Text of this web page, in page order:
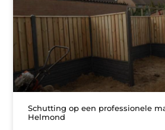
Schutting op een professionele
Helmond